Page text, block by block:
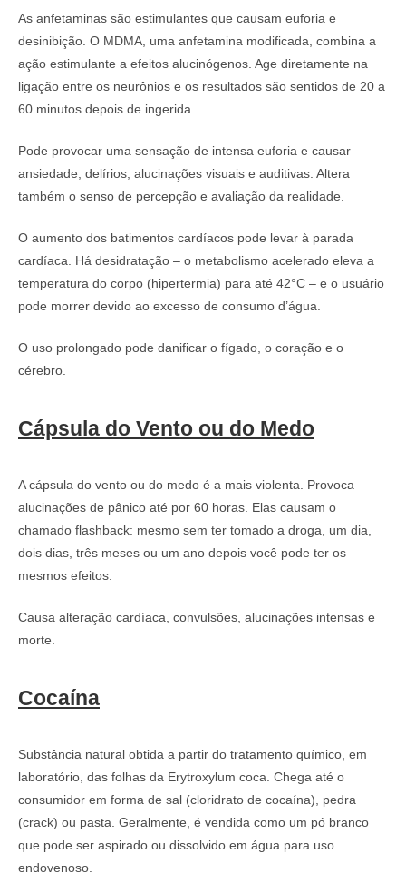
As anfetaminas são estimulantes que causam euforia e
desinibição. O MDMA, uma anfetamina modificada, combina a
ação estimulante a efeitos alucinógenos. Age diretamente na
ligação entre os neurônios e os resultados são sentidos de 20 a
60 minutos depois de ingerida.
Pode provocar uma sensação de intensa euforia e causar
ansiedade, delírios, alucinações visuais e auditivas. Altera
também o senso de percepção e avaliação da realidade.
O aumento dos batimentos cardíacos pode levar à parada
cardíaca. Há desidratação – o metabolismo acelerado eleva a
temperatura do corpo (hipertermia) para até 42°C – e o usuário
pode morrer devido ao excesso de consumo d’água.
O uso prolongado pode danificar o fígado, o coração e o
cérebro.
Cápsula do Vento ou do Medo
A cápsula do vento ou do medo é a mais violenta. Provoca
alucinações de pânico até por 60 horas. Elas causam o
chamado flashback: mesmo sem ter tomado a droga, um dia,
dois dias, três meses ou um ano depois você pode ter os
mesmos efeitos.
Causa alteração cardíaca, convulsões, alucinações intensas e
morte.
Cocaína
Substância natural obtida a partir do tratamento químico, em
laboratório, das folhas da Erytroxylum coca. Chega até o
consumidor em forma de sal (cloridrato de cocaína), pedra
(crack) ou pasta. Geralmente, é vendida como um pó branco
que pode ser aspirado ou dissolvido em água para uso
endovenoso.